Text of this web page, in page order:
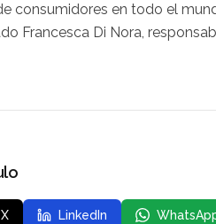
consumidores en todo el
Francesca Di Nora,
X LinkedIn